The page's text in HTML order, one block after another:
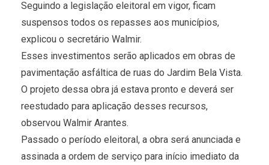
Seguindo a legislação eleitoral em vigor, ficam
suspensos todos os repasses aos municípios,
explicou o secretário Walmir.
Esses investimentos serão aplicados em obras de
pavimentação asfáltica de ruas do Jardim Bela Vista.
O projeto dessa obra já estava pronto e deverá ser
reestudado para aplicação desses recursos,
observou Walmir Arantes.
Passado o período eleitoral, a obra será anunciada e
assinada a ordem de serviço para início imediato da